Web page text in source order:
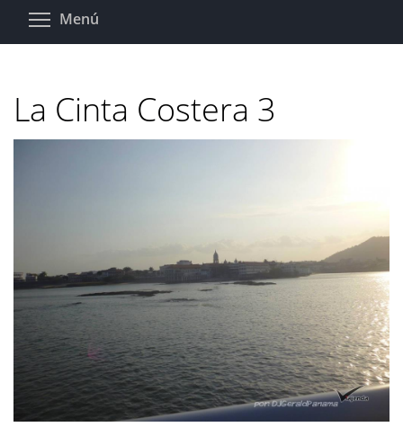
Pasar
Menú
La Cinta Costera 3